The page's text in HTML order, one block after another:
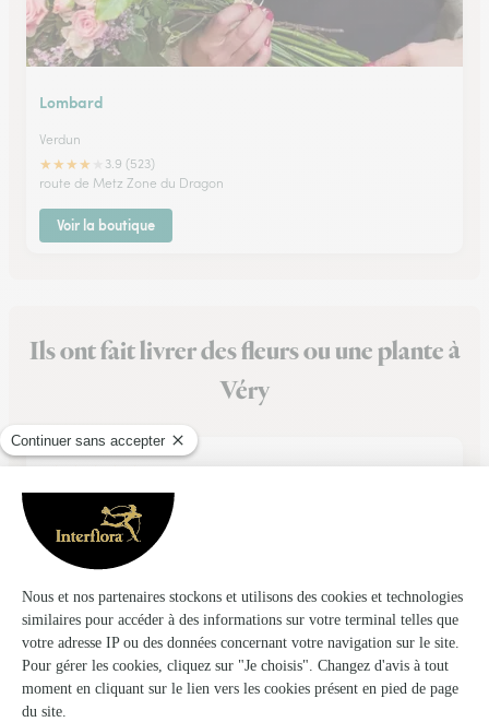
Lombard
Verdun
★★★★
3.9 (523)
route de Metz Zone du Dragon
Voir la boutique
Ils ont fait livrer des fleurs ou une plante à
Véry
★ ★ ★ ★ ★
Belle composition de bouquet et les…
Belle composition de bouquet et les amendes au chocolat
sont très bonnes
05/01/2026
★ ★ ★ ★ ★
J'ai était très satisfaite du…